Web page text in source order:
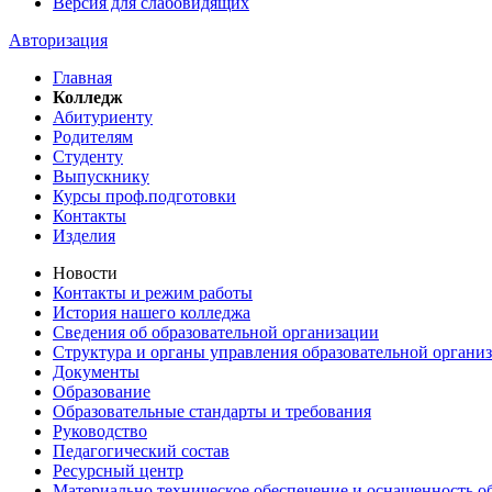
Авторизация
Главная
Колледж
Абитуриенту
Родителям
Студенту
Выпускнику
Курсы проф.подготовки
Контакты
Изделия
Новости
Контакты и режим работы
История нашего колледжа
Сведения об образовательной организации
Структура и органы управления образовательной
Документы
Образование
Образовательные стандарты и требования
Руководство
Педагогический состав
Ресурсный центр